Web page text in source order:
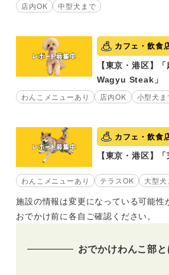
店内OK 中型犬まで
カフェ・飲食
【東京・港区】
Wagyu Steak」
わんこメニューあり 店内OK 小型犬ま
カフェ・飲食
【東京・港区】
わんこメニューあり テラスOK 大型犬
施設の情報は変更になっている可能性
おでかけ前に各自ご確認ください。
おでかけわんこ部と